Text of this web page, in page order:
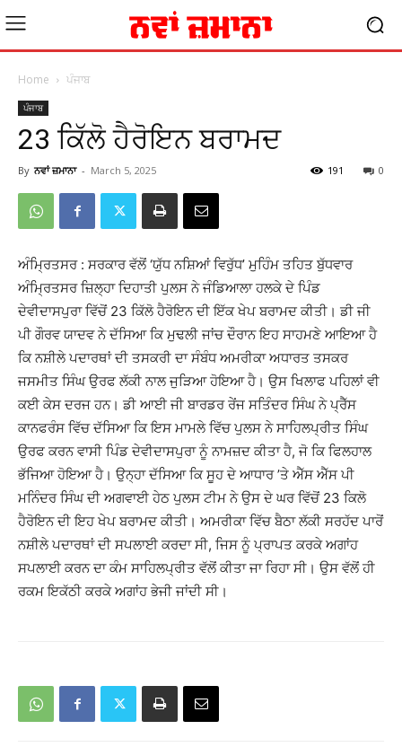
Home ਪੰਜਾਬ
ਪੰਜਾਬ
23 ਕਿੱਲੋ ਹੈਰੋਇਨ ਬਰਾਮਦ
By ਨਵਾਂ ਜ਼ਮਾਨਾ - March 5, 2025 0
191
ਅੰਮਿ੍ਰਤਸਰ : ਸਰਕਾਰ ਵੱਲੋਂ ‘ਯੁੱਧ ਨਸ਼ਿਆਂ ਵਿਰੁੱਧ’ ਮੁਹਿੰਮ ਤਹਿਤ ਬੁੱਧਵਾਰ
ਅੰਮਿ੍ਰਤਸਰ ਜ਼ਿਲ੍ਹਾ ਦਿਹਾਤੀ ਪੁਲਸ ਨੇ ਜੰਡਿਆਲਾ ਹਲਕੇ ਦੇ ਪਿੰਡ
ਦੇਵੀਦਾਸਪੁਰਾ ਵਿੱਚੋਂ 23 ਕਿੱਲੋ ਹੈਰੋਇਨ ਦੀ ਇੱਕ ਖੇਪ ਬਰਾਮਦ ਕੀਤੀ। ਡੀ ਜੀ
ਪੀ ਗੌਰਵ ਯਾਦਵ ਨੇ ਦੱਸਿਆ ਕਿ ਮੁਢਲੀ ਜਾਂਚ ਦੌਰਾਨ ਇਹ ਸਾਹਮਣੇ ਆਇਆ ਹੈ
ਕਿ ਨਸ਼ੀਲੇ ਪਦਾਰਥਾਂ ਦੀ ਤਸਕਰੀ ਦਾ ਸੰਬੰਧ ਅਮਰੀਕਾ ਅਧਾਰਤ ਤਸਕਰ
ਜਸਮੀਤ ਸਿੰਘ ਉਰਫ ਲੱਕੀ ਨਾਲ ਜੁੜਿਆ ਹੋਇਆ ਹੈ। ਉਸ ਖਿਲਾਫ ਪਹਿਲਾਂ ਵੀ
ਕਈ ਕੇਸ ਦਰਜ ਹਨ। ਡੀ ਆਈ ਜੀ ਬਾਰਡਰ ਰੇਂਜ ਸਤਿੰਦਰ ਸਿੰਘ ਨੇ ਪ੍ਰੈੱਸ
ਕਾਨਫਰੰਸ ਵਿੱਚ ਦੱਸਿਆ ਕਿ ਇਸ ਮਾਮਲੇ ਵਿੱਚ ਪੁਲਸ ਨੇ ਸਾਹਿਲਪ੍ਰੀਤ ਸਿੰਘ
ਉਰਫ ਕਰਨ ਵਾਸੀ ਪਿੰਡ ਦੇਵੀਦਾਸਪੁਰਾ ਨੂੰ ਨਾਮਜ਼ਦ ਕੀਤਾ ਹੈ, ਜੋ ਕਿ ਫਿਲਹਾਲ
ਭੱਜਿਆ ਹੋਇਆ ਹੈ। ਉਨ੍ਹਾ ਦੱਸਿਆ ਕਿ ਸੂਹ ਦੇ ਆਧਾਰ ’ਤੇ ਐੱਸ ਐੱਸ ਪੀ
ਮਨਿੰਦਰ ਸਿੰਘ ਦੀ ਅਗਵਾਈ ਹੇਠ ਪੁਲਸ ਟੀਮ ਨੇ ਉਸ ਦੇ ਘਰ ਵਿੱਚੋਂ 23 ਕਿਲੋ
ਹੈਰੋਇਨ ਦੀ ਇਹ ਖੇਪ ਬਰਾਮਦ ਕੀਤੀ। ਅਮਰੀਕਾ ਵਿੱਚ ਬੈਠਾ ਲੱਕੀ ਸਰਹੱਦ ਪਾਰੋਂ
ਨਸ਼ੀਲੇ ਪਦਾਰਥਾਂ ਦੀ ਸਪਲਾਈ ਕਰਦਾ ਸੀ, ਜਿਸ ਨੂੰ ਪ੍ਰਾਪਤ ਕਰਕੇ ਅਗਾਂਹ
ਸਪਲਾਈ ਕਰਨ ਦਾ ਕੰਮ ਸਾਹਿਲਪ੍ਰੀਤ ਵੱਲੋਂ ਕੀਤਾ ਜਾ ਰਿਹਾ ਸੀ। ਉਸ ਵੱਲੋਂ ਹੀ
ਰਕਮ ਇਕੱਠੀ ਕਰਕੇ ਅਗਾਂਹ ਭੇਜੀ ਜਾਂਦੀ ਸੀ।